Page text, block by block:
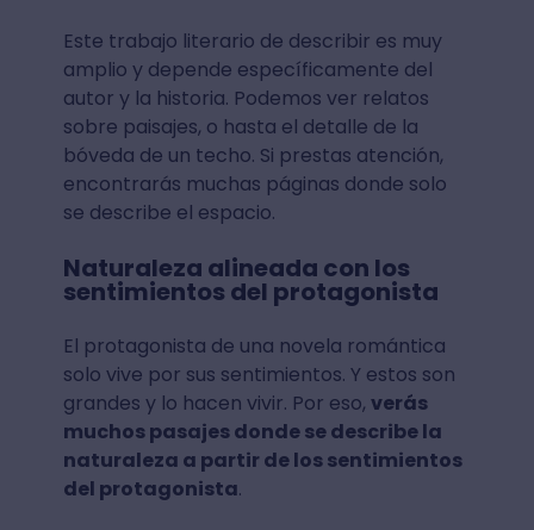
Este trabajo literario de describir es muy
amplio y depende específicamente del
autor y la historia. Podemos ver relatos
sobre paisajes, o hasta el detalle de la
bóveda de un techo. Si prestas atención,
encontrarás muchas páginas donde solo
se describe el espacio.
Naturaleza alineada con los
sentimientos del protagonista
El protagonista de una novela romántica
solo vive por sus sentimientos. Y estos son
grandes y lo hacen vivir. Por eso, verás
muchos pasajes donde se describe la
naturaleza a partir de los sentimientos
del protagonista.